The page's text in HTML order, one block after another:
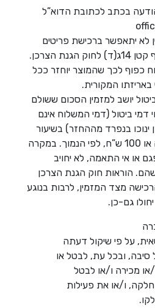
בכתב לכתובת הדוא”ל
לא יתאפשר ברכישת פריטים
הצרכן.
כפוף לכך שהמוצר יוחזר ככל
המקורית.
יושב למזמין הסכום ששולם
דמי ביטול (דמי המשלוח אינם
ינוכו בנפרד מההחזר) בשיעור
של 5% מסכום העסקה או 100 ש”ח, לפי הנמוך. במקרה
או אי התאמה, לא יחויב
הוראות חוק הגנת הצרכן
מצד המזמין, לרבות בנוגע
גם-כן.
על פי שיקול דעתה
ובכל עת, לבטל או
מכירה ו/או לבטל
ו/או את פעילות